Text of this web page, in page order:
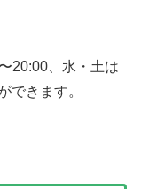
20:00、水・土は
できます。